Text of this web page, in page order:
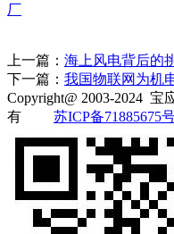
厂
上一篇： 海上风电背后的挑
下一篇： 我国物联网为机
Copyright@ 2003-2024 宝
有
苏ICP备71885675